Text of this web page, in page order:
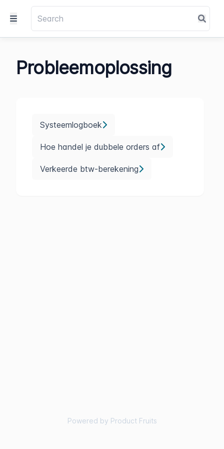
Probleemoplossing
Systeemlogboek
Hoe handel je dubbele orders af
Verkeerde btw-berekening
Powered by Product Fruits